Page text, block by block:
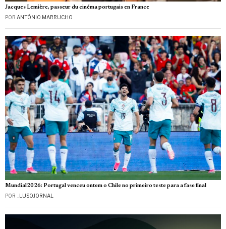
Jacques Lemière, passeur du cinéma portugais en France
POR ANTÓNIO MARRUCHO
Mundial2026: Portugal venceu ontem o Chile no primeiro teste para a fase final
POR _LUSOJORNAL